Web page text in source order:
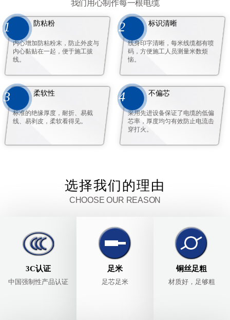
我们用心制作每一根电缆
1 防粘粉
内心增加防粘粉末，防止外皮与
内心黏贴在一起，便于施工拔
线。
2 标识清晰
线身印字清晰，每米线缆都有喷
码，方便施工人员测量米数烦
恼。
3 柔软性
标准的绝缘厚度，耐折、易截
线、易剥皮，柔软看得见。
4 不偏芯
采用先进设备保证了电缆的低偏
芯率，厚度均匀有效防止电流击
穿打火。
选择我们的理由
CHOOSE OUR REASON
3C认证
中国强制性产品认证
足米
足芯足米
铜丝足粗
材质好，足够粗